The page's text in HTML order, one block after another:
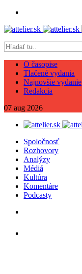
O časopise
Tlačené vydania
Najnovšie vydanie
Redakcia
07 aug 2026
Spoločnosť
Rozhovory
Analýzy
Médiá
Kultúra
Komentáre
Podcasty